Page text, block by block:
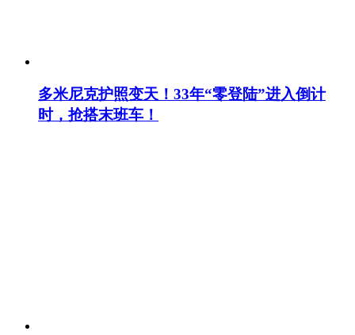
多米尼克护照变天！33年“零登陆”进入倒计
时，抢搭末班车！